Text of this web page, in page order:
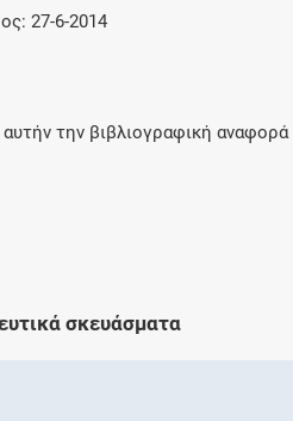
27-6-2014
την βιβλιογραφική
σκευάσματα